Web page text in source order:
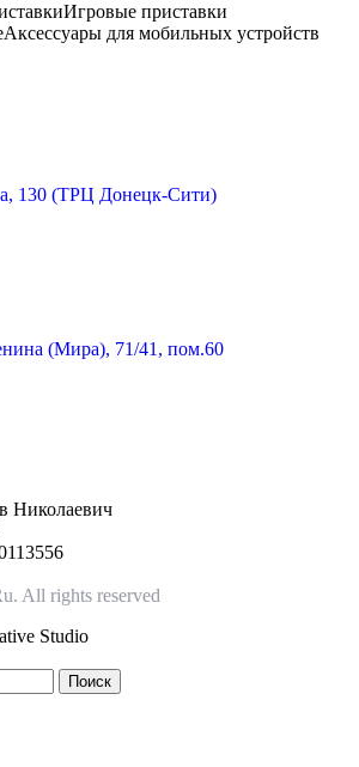
Игровые приставки
Аксессуары для мобильных устройств
130 (ТРЦ Донецк-Сити)
(Мира), 71/41, пом.60
Николаевич
All rights reserved
Studio
Поиск